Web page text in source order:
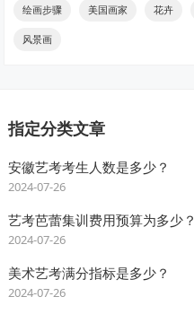
绘画步骤 美国画家 花卉
风景画
指定分类文章
安徽艺考考生人数是多少？
2024-07-26
艺考芭蕾集训费用预算为多少？
2024-07-26
美术艺考满分指标是多少？
2024-07-26